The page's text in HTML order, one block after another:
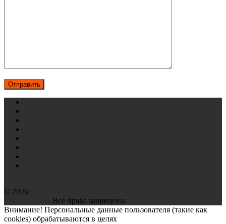
© 2026
. Все права защищены
Внимание! Персональные данные пользователя (такие как
cookies) обрабатываются в целях